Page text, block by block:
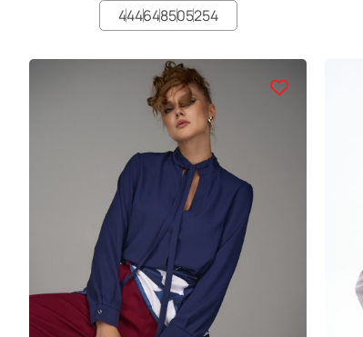
444648505254